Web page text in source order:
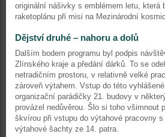
originální nášivky s emblémem letu, která
raketoplánu při misi na Mezinárodní
Dějství druhé – nahoru a dolů
Dalším bodem programu byl podpis
Zlínského kraje a předání dárků. To se
netradičním prostoru, v relativně velké
zároveň výtahem. Vstup do této
organizační parádičky 21. budovy v
provázel nedůvěrou. Šlo si toho všimnout
škvírou při vstupu do výtahové pracovny s
výtahové šachty ze 14. patra.